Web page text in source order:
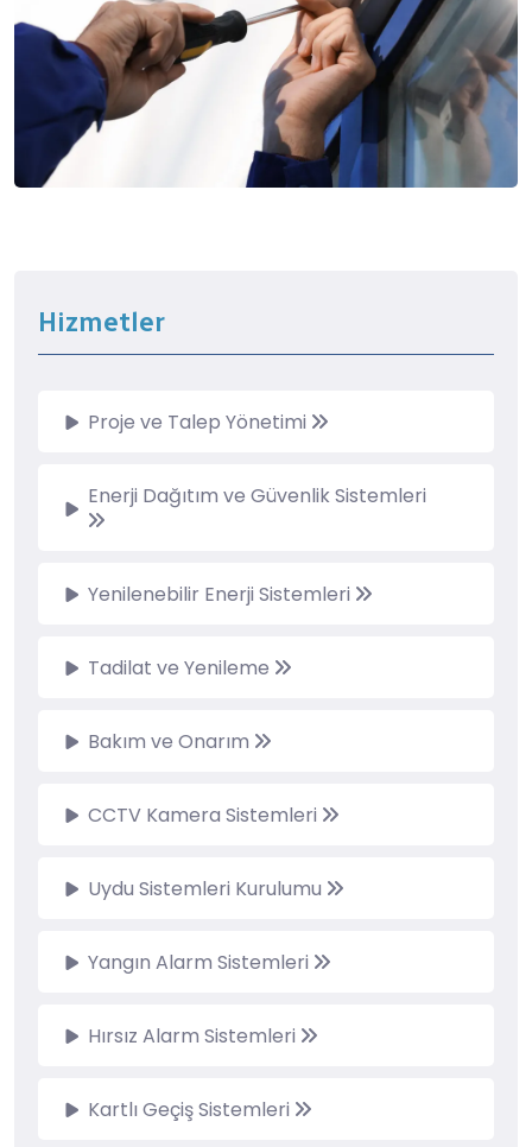
Hizmetler
Proje ve Talep Yönetimi
Enerji Dağıtım ve Güvenlik Sistemleri
Yenilenebilir Enerji Sistemleri
Tadilat ve Yenileme
Bakım ve Onarım
CCTV Kamera Sistemleri
Uydu Sistemleri Kurulumu
Yangın Alarm Sistemleri
Hırsız Alarm Sistemleri
Kartlı Geçiş Sistemleri